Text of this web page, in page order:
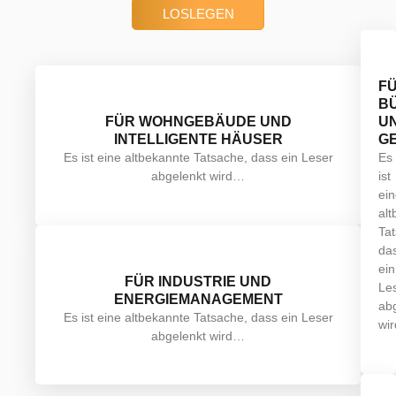
LOSLEGEN
FÜR WOHNGEBÄUDE UND
INTELLIGENTE HÄUSER
Es ist eine altbekannte Tatsache, dass ein Leser
abgelenkt wird…
FÜR INDUSTRIE UND
ENERGIEMANAGEMENT
Es ist eine altbekannte Tatsache, dass ein Leser
abgelenkt wird…
Es
ist
ein